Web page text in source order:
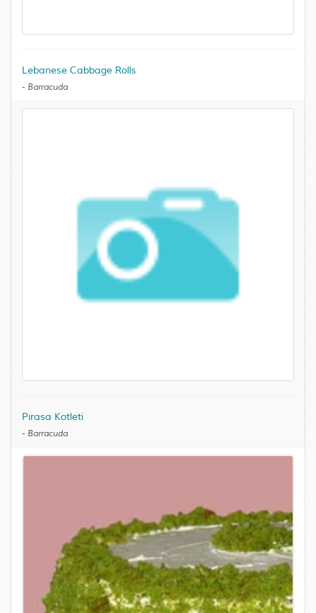
Lebanese Cabbage Rolls
- Barracuda
Pırasa Kotleti
- Barracuda